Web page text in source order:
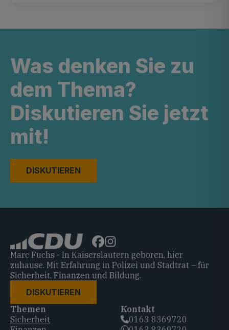
Was denken Sie zu
dem Thema?
Diskutieren Sie jetzt
mit!
DISKUTIEREN
Marc Fuchs - In Kaiserslautern geboren, hier
zuhause. Mit Erfahrung in Polizei und Stadtrat – für
Sicherheit, Finanzen und Bildung.
DISKUTIEREN
Themen
Sicherheit
Kontakt
0163 8369720‬